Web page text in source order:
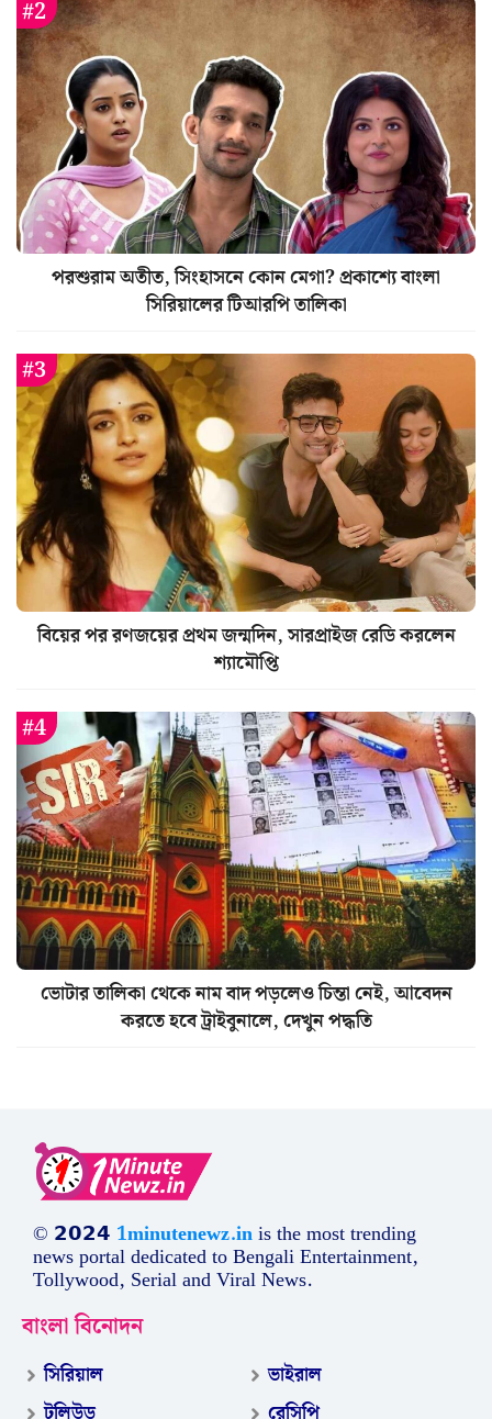
পরশুরাম অতীত, সিংহাসনে কোন মেগা? প্রকাশ্যে বাংলা
সিরিয়ালের টিআরপি তালিকা
বিয়ের পর রণজয়ের প্রথম জন্মদিন, সারপ্রাইজ রেডি করলেন
শ্যামৌপ্তি
ভোটার তালিকা থেকে নাম বাদ পড়লেও চিন্তা নেই, আবেদন
করতে হবে ট্রাইবুনালে, দেখুন পদ্ধতি
© 𝟮𝟬𝟮𝟰 1minutenewz.inis the most trending
news portal dedicated to Bengali Entertainment,
Tollywood, Serial and Viral News.
বাংলা বিনোদন
সিরিয়াল
ভাইরাল